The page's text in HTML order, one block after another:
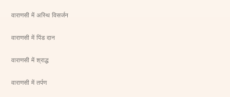
वाराणसी में अस्थि विसर्जन
वाराणसी में पिंड दान
वाराणसी में श्राद्ध
वाराणसी में तर्पण